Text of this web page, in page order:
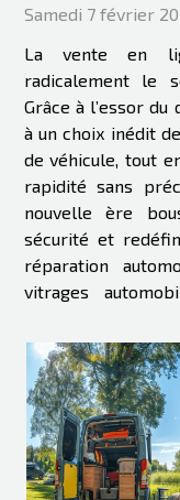
Samedi 7 février
La vente en
radicalement le
Grâce à l’essor
à un choix inédit
de véhicule, tout
rapidité sans
nouvelle ère
sécurité et
réparation automobile. L’accessibilité
vitrages
rapidement à une